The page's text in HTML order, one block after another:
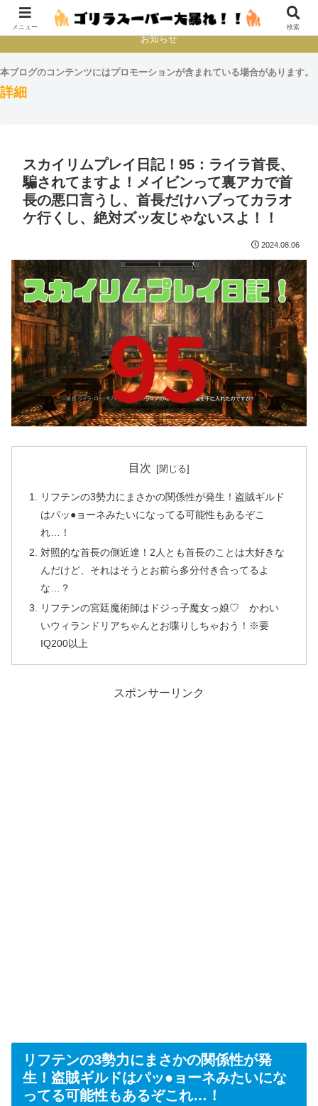
本とか映画とかゲームプレイとか
お知らせ
本ブログのコンテンツにはプロモーションが含まれている場合があります。
詳細
スカイリムプレイ日記！95：ライラ首長、
騙されてますよ！メイビンって裏アカで首
長の悪口言うし、首長だけハブってカラオ
ケ行くし、絶対ズッ友じゃないスよ！！
2024.08.06
目次
リフテンの3勢力にまさかの関係性が発生！盗賊ギルド
はパッ●ョーネみたいになってる可能性もあるぞこ
れ…！
対照的な首長の側近達！2人とも首長のことは大好きな
んだけど、それはそうとお前ら多分付き合ってるよ
な…？
リフテンの宮廷魔術師はドジっ子魔女っ娘♡ かわい
いウィランドリアちゃんとお喋りしちゃおう！※要
IQ200以上
スポンサーリンク
リフテンの3勢力にまさかの関係性が発
生！盗賊ギルドはパッ●ョーネみたいにな
ってる可能性もあるぞこれ…！
メニュー 検索